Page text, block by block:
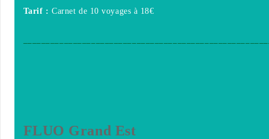
Tarif : Carnet de 10 voyages à 18€
FLUO Grand Est